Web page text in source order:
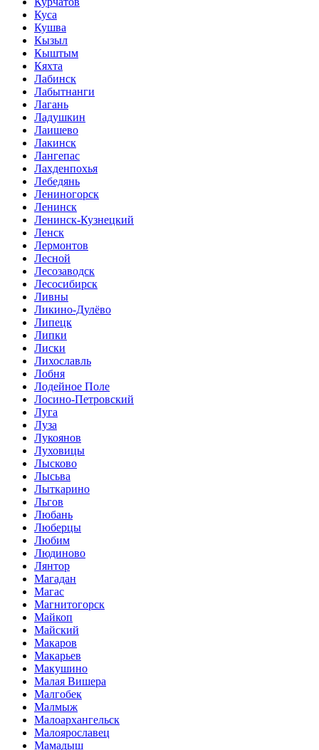
Куса
Кушва
Кызыл
Кыштым
Кяхта
Лабинск
Лабытнанги
Лагань
Ладушкин
Лаишево
Лакинск
Лангепас
Лахденпохья
Лебедянь
Лениногорск
Ленинск
Ленинск-Кузнецкий
Ленск
Лермонтов
Лесной
Лесозаводск
Лесосибирск
Ливны
Ликино-Дулёво
Липецк
Липки
Лиски
Лихославль
Лобня
Лодейное Поле
Лосино-Петровский
Луга
Луза
Лукоянов
Луховицы
Лысково
Лысьва
Лыткарино
Льгов
Любань
Люберцы
Любим
Людиново
Лянтор
Магадан
Магас
Магнитогорск
Майкоп
Майский
Макаров
Макарьев
Макушино
Малая Вишера
Малгобек
Малмыж
Малоархангельск
Малоярославец
Мамадыш